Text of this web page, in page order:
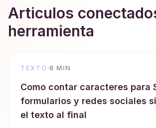
Articulos
herramienta
TEXTO 8 MIN
Como contar caracteres para
formularios y redes sociales
el texto al final